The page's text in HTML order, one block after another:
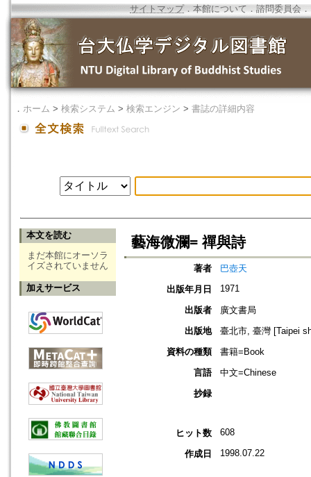
サイトマップ．本館について ． 諮問委員会 ．
． ホーム > 検索システム > 検索エンジン > 書誌の詳細内容
本文を読む
まだ本館にオーソラ
イズされていません
加えサービス
藝海微瀾= 禪與詩
著者
巴壺天
出版年月日
1971
出版者
廣文書局
出版地
臺北市, 臺灣 [Taipei
資料の種類
書籍=Book
言語
中文=Chinese
抄録
ヒット数 608
作成日 1998.07.22